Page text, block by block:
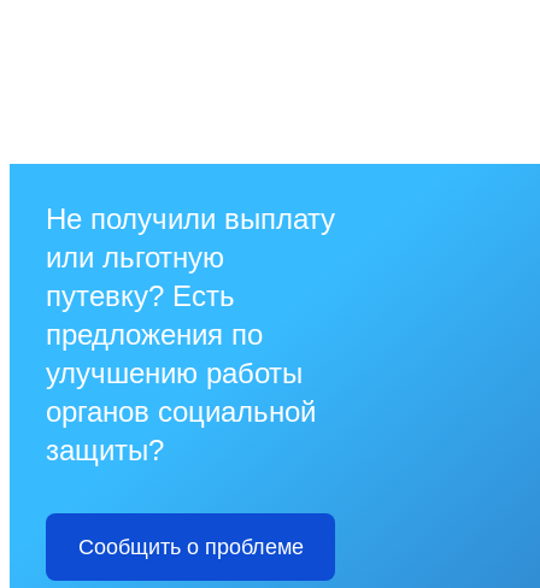
Не получили выплату
или льготную
путевку? Есть
предложения по
улучшению работы
органов социальной
защиты?
Сообщить о проблеме